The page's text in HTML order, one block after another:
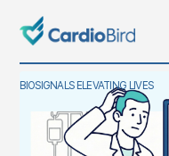
BIOSIGNALS ELEVATING LIVES